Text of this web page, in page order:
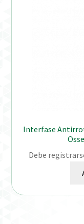
Interfase
Debe